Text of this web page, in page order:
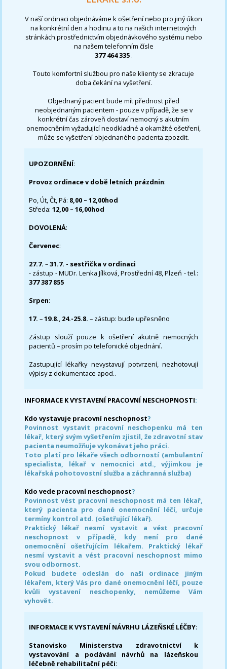
V naší ordinaci objednáváme k ošetření nebo pro jiný úkon
na konkrétní den a hodinu a to na našich internetových
stránkách prostřednictvím objednávkového systému nebo
na našem telefonním čísle
377 464 335 .
Touto komfortní službou pro naše klienty se zkracuje
doba čekání na vyšetření.
Objednaný pacient bude mít přednost před
neobjednaným pacientem - pouze v případě, že se v
konkrétní čas zároveň dostaví nemocný s akutním
onemocněním vyžadující neodkladné a okamžité ošetření,
může se vyšetření objednaného pacienta zpozdit.
UPOZORNĚNÍ:
Provoz ordinace v době letních prázdnin:
Po, Út, Čt, Pá: 8,00 – 12,00hod
Středa:12,00 – 16,00hod
DOVOLENÁ:
Červenec:
27.7.–31.7. - sestřička v ordinaci
- zástup - MUDr. Lenka Jílková, Prostřední 48, Plzeň - tel.:
377 387 855
Srpen:
17. –19.8., 24.-25.8. – zástup: bude upřesněno
Zástup slouží pouze k ošetření akutně nemocných
pacientů – prosím po telefonické objednání.
Zastupující lékařky nevystavují potvrzení, nezhotovují
výpisy z dokumentace apod..
INFORMACE K VYSTAVENÍ PRACOVNÍ NESCHOPNOSTI:
Kdo vystavuje pracovní neschopnost?
Povinnost vystavit pracovní neschopenku má ten
lékař, který svým vyšetřením zjistil, že zdravotní stav
pacienta neumožňuje vykonávat jeho práci.
Toto platí pro lékaře všech odborností (ambulantní
specialista, lékař v nemocnici atd., výjimkou je
lékařská pohotovostní služba a záchranná služba)
Kdo vede pracovní neschopnost?
Povinnost vést pracovní neschopnost má ten lékař,
který pacienta pro dané onemocnění léčí, určuje
termíny kontrol atd. (ošetřující lékař).
Praktický lékař nesmí vystavit a vést pracovní
neschopnost v případě, kdy není pro dané
onemocnění ošetřujícím lékařem. Praktický lékař
nesmí vystavit a vést pracovní neschopnost mimo
svou odbornost.
Pokud budete odeslán do naši ordinace jiným
lékařem, který Vás pro dané onemocnění léčí, pouze
kvůli vystavení neschopenky, nemůžeme Vám
vyhovět.
INFORMACE K VYSTAVENÍ NÁVRHU LÁZEŇSKÉ LÉČBY:
Stanovisko Ministerstva zdravotnictví k
vystavování a podávání návrhů na lázeňskou
léčebně rehabilitační péči: